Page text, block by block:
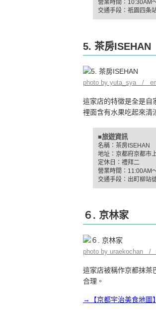
營業時間：10:30AM
交通手段：祇園四条
5. 茶房ISEHAN
photo by yuta_sya /
這家店的特徵是全是自
裡面含有水果吃起來清
■旅遊資訊
名稱：茶房ISEHAN
地址：京都府京都市
定休日：禮拜二
營業時間：11:00AM
交通手段：出町柳站
６. 京林家
photo by uraekochan /
這家店被稱作京都抹茶
合理。
→【京都宇治美食地圖